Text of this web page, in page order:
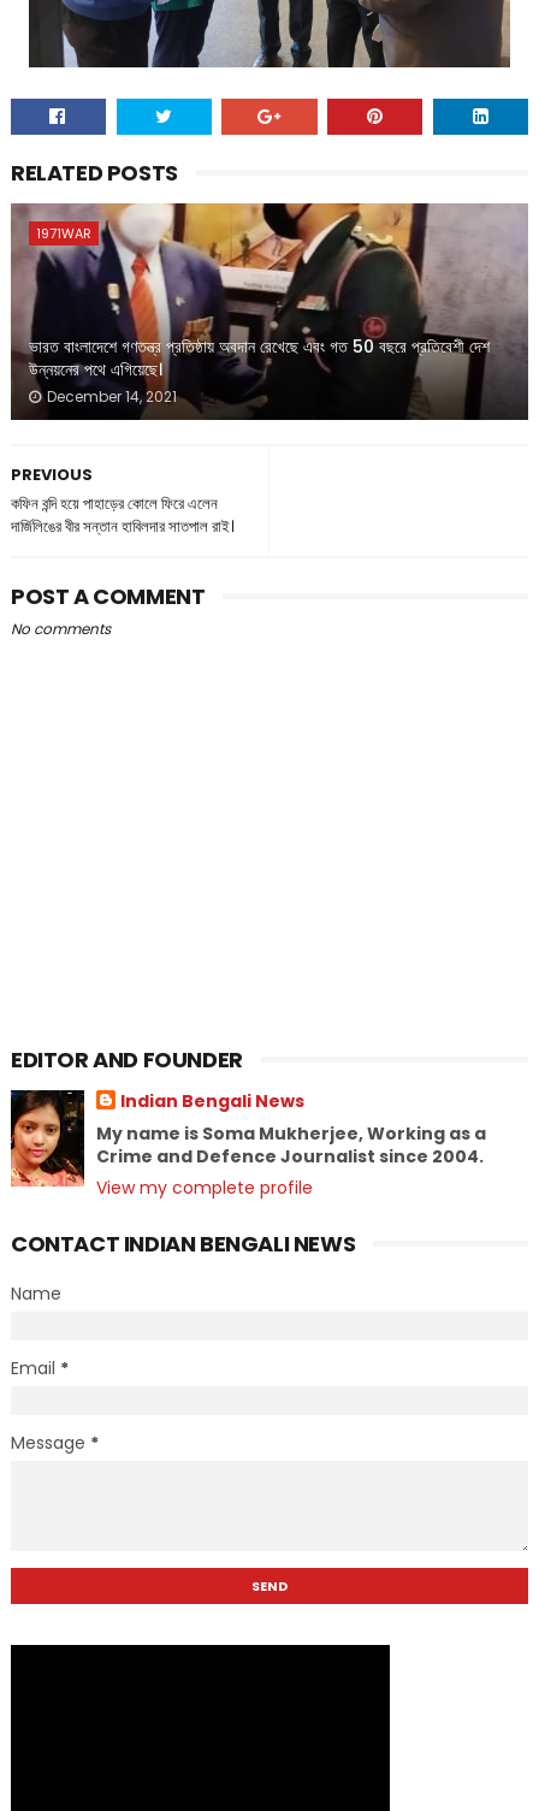
RELATED POSTS
1971WAR
ভারত বাংলাদেশে গণতন্ত্র প্রতিষ্ঠায় অবদান রেখেছে এবং গত 50 বছরে প্রতিবেশী দেশ
উন্নয়নের পথে এগিয়েছে।
December 14, 2021
PREVIOUS
কফিন বন্দি হয়ে পাহাড়ের কোলে ফিরে এলেন
দার্জিলিঙের বীর সন্তান হাবিলদার সাতপাল রাই।
POST A COMMENT
No comments
EDITOR AND FOUNDER
Indian Bengali News
My name is Soma Mukherjee, Working as a
Crime and Defence Journalist since 2004.
View my complete profile
CONTACT INDIAN BENGALI NEWS
Name
Email *
Message *